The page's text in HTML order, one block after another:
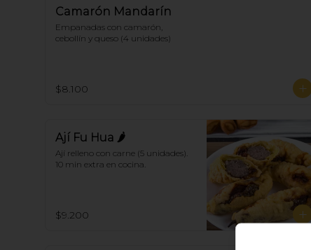
Camarón Mandarín
Empanadas con camarón,
cebollín y queso (4 unidades)
$8.100
Ají Fu Hua 🌶
Ají relleno con carne (5 unidades).
10 min extra en cocina.
$9.200